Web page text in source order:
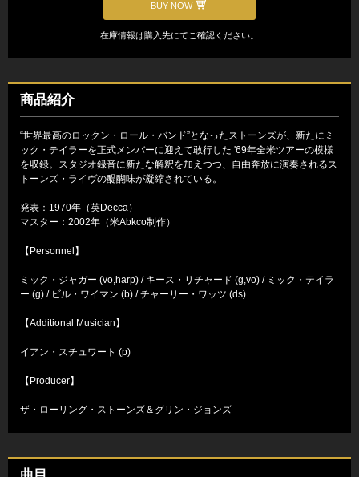
BUY NOW
在庫情報は購入先にてご確認ください。
商品紹介
“世界最高のロックン・ロール・バンド”となったストーンズが、新たにミ
ック・テイラーを正式メンバーに迎えて敢行した '69年全米ツアーの模様
を収録。スタジオ録音に新たな解釈を加えつつ、自由奔放に演奏されるス
トーンズ・ライヴの醍醐味が凝縮されている。
発表：1970年（英Decca）
マスター：2002年（米Abkco制作）
【Personnel】
ミック・ジャガー (vo,harp) / キース・リチャード (g,vo) / ミック・テイラ
ー (g) / ビル・ワイマン (b) / チャーリー・ワッツ (ds)
【Additional Musician】
イアン・スチュワート (p)
【Producer】
ザ・ローリング・ストーンズ＆グリン・ジョンズ